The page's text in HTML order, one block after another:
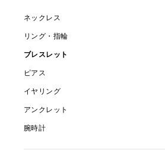
#COACH
#Ponte Vecchio
#SWAROVSKI
#Boucheron
ネックレス
リング・指輪
ブレスレット
ピアス
イヤリング
アンクレット
腕時計
ペンダント